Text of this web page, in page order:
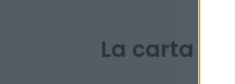
La carta